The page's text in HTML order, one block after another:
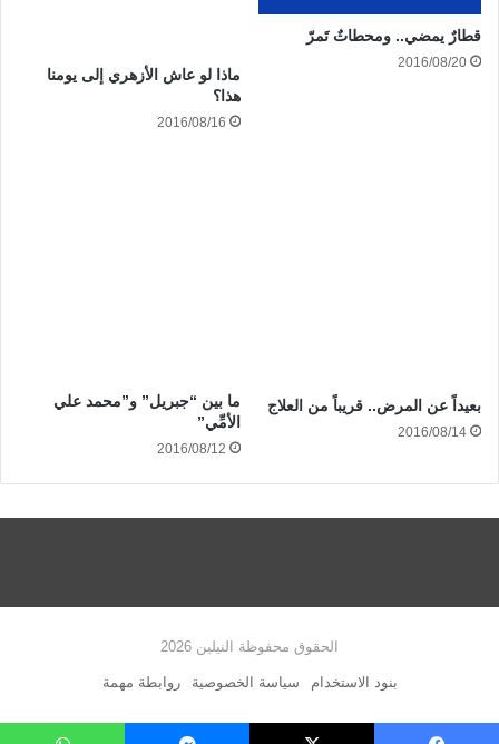
قطارٌ يمضي.. ومحطاتٌ تَمرّ
2016/08/20
ماذا لو عاش الأزهري إلى يومنا
هذا؟
2016/08/16
بعيداً عن المرض.. قريباً من العلاج
2016/08/14
ما بين “جبريل” و”محمد علي
الأمِّي”
2016/08/12
الحقوق محفوظة النيلين 2026
بنود الاستخدام سياسة الخصوصية روابطة مهمة